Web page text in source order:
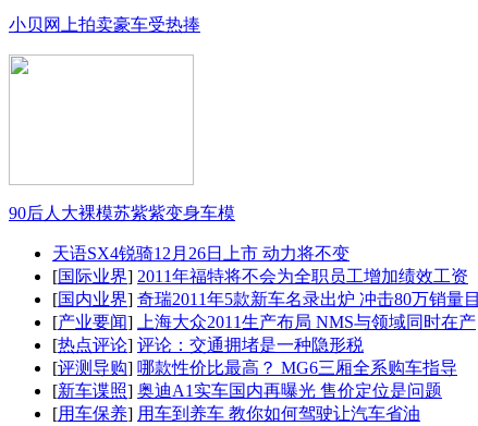
小贝网上拍卖豪车受热捧
90后人大裸模苏紫紫变身车模
天语SX4锐骑12月26日上市 动力将不变
[国际业界] 2011年福特将不会为全职员工增加绩效工资
[国内业界] 奇瑞2011年5款新车名录出炉 冲击80万销量目
[产业要闻]
上海大众2011生产布局 NMS与领域同时在产
[热点评论] 评论：交通拥堵是一种隐形税
[评测导购] 哪款性价比最高？ MG6三厢全系购车指导
[新车谍照] 奥迪A1实车国内再曝光 售价定位是问题
[用车保养] 用车到养车 教你如何驾驶让汽车省油